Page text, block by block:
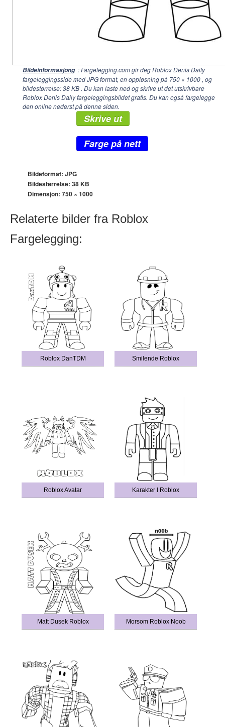
Bildeinformasjong : Fargelegging.com gir deg Roblox Denis Daily
fargeleggingsside med JPG format, en oppløsning på 750 × 1000 , og
bildestørrelse: 38 KB . Du kan laste ned og skrive ut det utskrivbare
Roblox Denis Daily fargeleggingsbildet gratis. Du kan også fargelegge
den online nederst på denne siden.
Skrive ut
Farge på nett
Bildeformat: JPG
Bildestørrelse: 38 KB
Dimensjon: 750 × 1000
Relaterte bilder fra Roblox
Fargelegging:
Roblox DanTDM Smilende Roblox
Roblox Avatar Karakter I Roblox
Matt Dusek Roblox Morsom Roblox Noob